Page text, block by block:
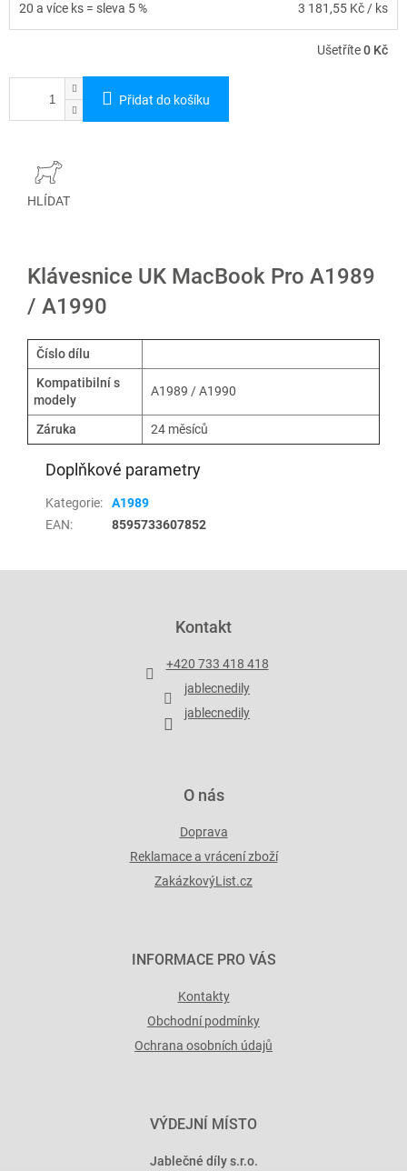
20 a více ks = sleva 5 % 3 181,55 Kč/ ks
Ušetříte0 Kč
Přidat do košíku
HLÍDAT
Klávesnice UK MacBook Pro A1989
/ A1990
Číslo dílu
Kompatibilní s
modely
A1989 / A1990
Záruka 24 měsíců
Doplňkové parametry
Kategorie:
A1989
EAN: 8595733607852
Kontakt
+420 733 418 418
jablecnedily
jablecnedily
O nás
Doprava
Reklamace a vrácení zboží
ZakázkovýList.cz
INFORMACE PRO VÁS
Kontakty
Obchodní podmínky
Ochrana osobních údajů
VÝDEJNÍ MÍSTO
Jablečné díly s.r.o.